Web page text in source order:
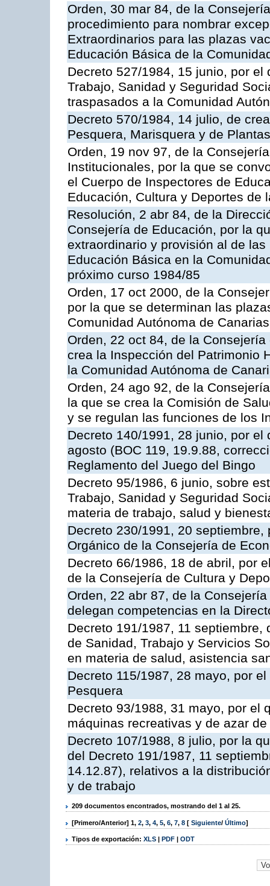
Orden, 30 mar 84, de la
procedimiento para nombrar
Extraordinarios para las plazas
Educación Básica de la
Decreto 527/1984, 15 junio, por
Trabajo, Sanidad y Seguridad
traspasados a la Comunidad
Decreto 570/1984, 14 julio, de
Pesquera, Marisquera y de
Orden, 19 nov 97, de la
Institucionales, por la que se
el Cuerpo de Inspectores de
Educación, Cultura y Deportes de
Resolución, 2 abr 84, de la
Consejería de Educación, por la
extraordinario y provisión al de
Educación Básica en la
próximo curso 1984/85
Orden, 17 oct 2000, de la
por la que se determinan las
Comunidad Autónoma de Canarias
Orden, 22 oct 84, de la
crea la Inspección del Patrimonio
la Comunidad Autónoma de
Orden, 24 ago 92, de la
la que se crea la Comisión de
y se regulan las funciones de los
Decreto 140/1991, 28 junio, por
agosto (BOC 119, 19.9.88,
Reglamento del Juego del Bingo
Decreto 95/1986, 6 junio, sobre
Trabajo, Sanidad y Seguridad
materia de trabajo, salud y
Decreto 230/1991, 20
Orgánico de la Consejería de
Decreto 66/1986, 18 de abril, por
de la Consejería de Cultura y
Orden, 22 abr 87, de la
delegan competencias en la
Decreto 191/1987, 11
de Sanidad, Trabajo y Servicios
en materia de salud, asistencia
Decreto 115/1987, 28 mayo, por
Pesquera
Decreto 93/1988, 31 mayo, por el
máquinas recreativas y de azar
Decreto 107/1988, 8 julio, por la
del Decreto 191/1987, 11
14.12.87), relativos a la
y de trabajo
209 documentos encontrados, mostrando del 1 al 25.
[Primero/Anterior] 1, 2, 3, 4, 5, 6, 7, 8 [ Siguiente/ Último]
Tipos de exportación: XLS | PDF | ODT